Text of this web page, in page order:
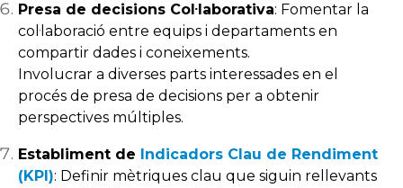
Presa de decisions Col·laborativa: Fomentar la
col·laboració entre equips i departaments en
compartir dades i coneixements.
Involucrar a diverses parts interessades en el
procés de presa de decisions per a obtenir
perspectives múltiples.
Establiment de Indicadors Clau de Rendiment
(KPI): Definir mètriques clau que siguin rellevants